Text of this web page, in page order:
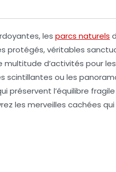
les parcs naturels
protégés, véritables
d’activités pour
scintillantes ou les
préservent l’équilibre
les merveilles cachées